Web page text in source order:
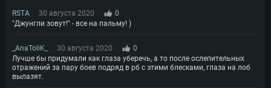
RSTA 30 августа 2020
0
"Джунгли зовут!" - все на пальму! )
_AnaToliK_ 30 августа 2020
0
Лучше бы придумали как глаза уберечь, а то после ослепительных
отражений за пару боев подряд в рб с этими блесками, глаза на лоб
вылазят.